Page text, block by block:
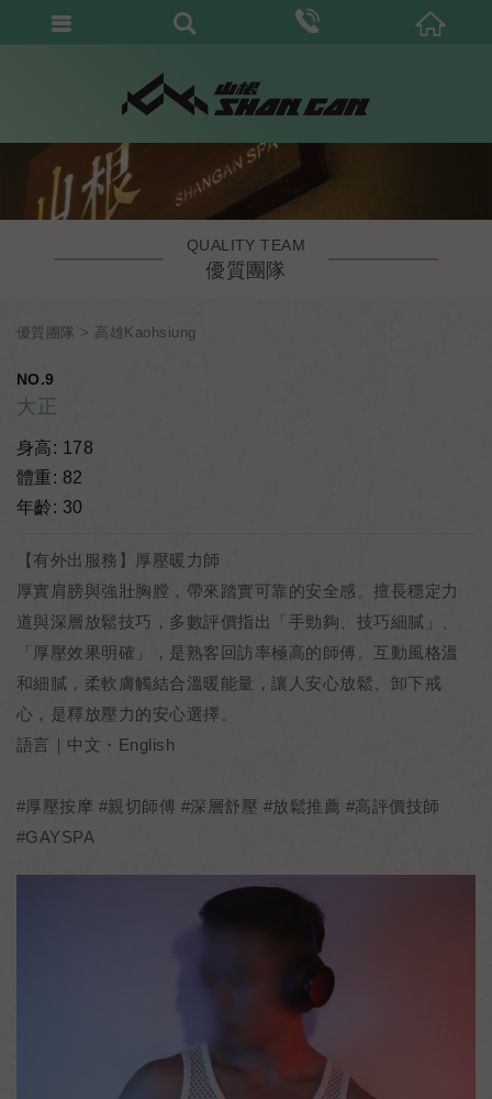
QUALITY TEAM
優質團隊
優質團隊 高雄Kaohsiung
NO.9
大正
身高: 178
體重: 82
年齡: 30
【有外出服務】厚壓暖力師
厚實肩膀與強壯胸膛，帶來踏實可靠的安全感。擅長穩定力
道與深層放鬆技巧，多數評價指出「手勁夠、技巧細膩」、
「厚壓效果明確」，是熟客回訪率極高的師傅。互動風格溫
和細膩，柔軟膚觸結合溫暖能量，讓人安心放鬆、卸下戒
心，是釋放壓力的安心選擇。
語言｜中文・English
#厚壓按摩 #親切師傅 #深層舒壓 #放鬆推薦 #高評價技師
#GAYSPA